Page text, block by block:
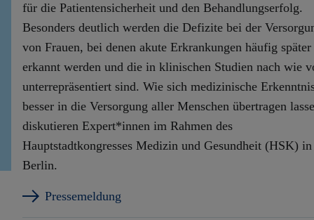
für die Patientensicherheit und den Behandlungserfolg.
Besonders deutlich werden die Defizite bei der
von Frauen, bei denen akute Erkrankungen häufig später
erkannt werden und die in klinischen Studien nach wie
unterrepräsentiert sind. Wie sich medizinische
besser in die Versorgung aller Menschen übertragen
diskutieren Expert*innen im Rahmen des
Hauptstadtkongresses Medizin und Gesundheit (HSK) in
Berlin.
Pressemeldung